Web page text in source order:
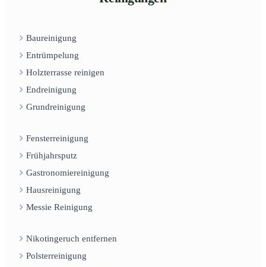
Baureinigung
Entrümpelung
Holzterrasse reinigen
Endreinigung
Grundreinigung
Fensterreinigung
Frühjahrsputz
Gastronomiereinigung
Hausreinigung
Messie Reinigung
Nikotingeruch entfernen
Polsterreinigung